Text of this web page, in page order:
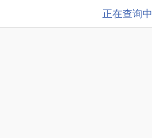
正在查询中